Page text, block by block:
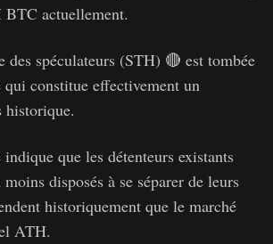
actuellement.
spéculateurs (STH) 🔴 est tombée
constitue effectivement un
historique.
que les détenteurs existants
disposés à se séparer de leurs
historiquement que le marché
ATH.